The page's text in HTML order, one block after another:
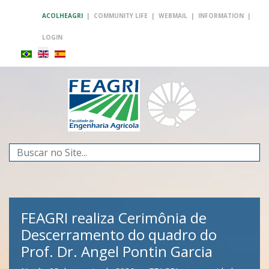
ACOLHEAGRI | COMMUNITY LIFE | WEBMAIL | INFORMATION |
LOGIN
Search
...
FEAGRI realiza Cerimônia de
Descerramento do quadro do
Prof. Dr. Angel Pontin Garcia
FEAGRI